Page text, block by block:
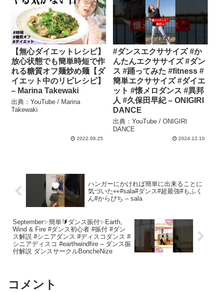
【無心ダイエットレシピ】
放心状態でも簡単時短で作
れる糖質オフ麺炒め麺【ダ
イエット中のリピレシピ】
– Marina Takewaki
出典：YouTube / Marina
Takewaki
2022.09.25
#ダンスエクササイズ #か
んたんエクササイズ #ダン
ス #踊ってみた #fitness #
簡単エクササイズ #ダイエ
ット #懐メロダンス #異邦
人 #久保田早紀 – ONIGIRI
DANCE
出典：YouTube / ONIGIRI
DANCE
2024.12.10
ハンガーにかければ簡単に出来ることに
気づいた👀#sala#ダンス#超最強#もふく
ん#からぴち – sala
September✨簡単🔰ダンス振付✨Earth,
Wind & Fire #ダンス初心者 #振付 #ダン
ス解説 #シニアダンス #ディスコダンス #
シニアディスコ #earthwindfire – ダンス振
付解説 ダンスサークルBoncheNize
コメント